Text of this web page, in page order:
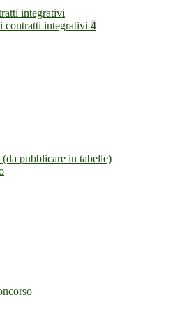
integrativi
contratti integrativi 4
pubblicare in tabelle)